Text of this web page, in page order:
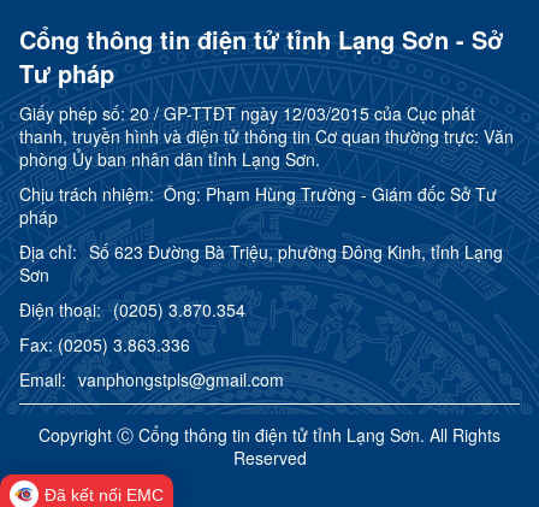
Cổng thông tin điện tử tỉnh Lạng Sơn - Sở
Tư pháp
Giấy phép số:20 / GP-TTĐT ngày 12/03/2015 của Cục phát
thanh, truyền hình và điện tử thông tin Cơ quan thường trực: Văn
phòng Ủy ban nhân dân tỉnh Lạng Sơn.
Chịu trách nhiệm:Ông: Phạm Hùng Trường - Giám đốc Sở Tư
pháp
Địa chỉ: Số 623 Đường Bà Triệu, phường Đông Kinh, tỉnh Lạng
Sơn
Điện thoại: (0205) 3.870.354
Fax:(0205) 3.863.336
Email: vanphongstpls@gmail.com
Copyright Ⓒ Cổng thông tin điện tử tỉnh Lạng Sơn. All Rights
Reserved
Đã kết nối EMC